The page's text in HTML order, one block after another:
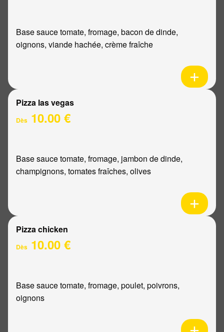
Base sauce tomate, fromage, bacon de dinde,
oignons, viande hachée, crème fraîche
Pizza las vegas
Dès 10.00 €
Base sauce tomate, fromage, jambon de dinde,
champignons, tomates fraîches, olives
Pizza chicken
Dès 10.00 €
Base sauce tomate, fromage, poulet, poivrons,
oignons